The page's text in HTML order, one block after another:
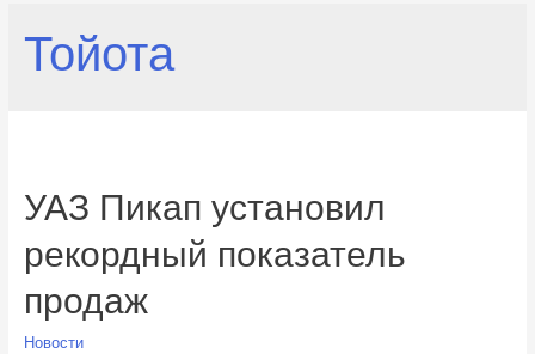
Тойота
УАЗ Пикап установил
рекордный показатель
продаж
Новости